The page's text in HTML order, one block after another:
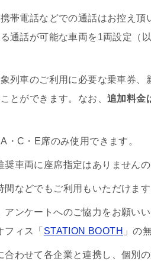
帯電話などでの通話はお控え頂
通話が可能な車両を1両設定（
列車のご利用に必要な乗車券、
とができます。なお、 追加料金
・C・E席のみ使用できます。
奨車両に座席指定はありません
間などでもご利用もいただけます
アンケートへのご協力をお願い
ィス「 STATION BOOTH 」の
合わせて各企業と連携し、個別